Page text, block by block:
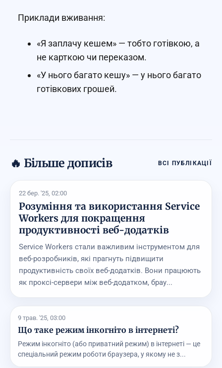
Приклади вживання:
«Я заплачу кешем» — тобто готівкою, а
не карткою чи переказом.
«У нього багато кешу» — у нього багато
готівкових грошей.
🔥 Більше дописів ВСІ ПУБЛІКАЦІЇ
22 бер. '25, 02:00
Розуміння та використання Service
Workers для покращення
продуктивності веб-додатків
Service Workers стали важливим інструментом для
веб-розробників, які прагнуть підвищити
продуктивність своїх веб-додатків. Вони працюють
як проксі-сервери між веб-додатком, брау...
9 трав. '25, 03:00
Що таке режим інкогніто в інтернеті?
Режим інкогніто (або приватний режим) в інтернеті — це
спеціальний режим роботи браузера, у якому не з...